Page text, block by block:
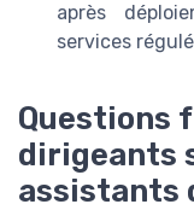
après
services
Questions
dirigeants
assistants